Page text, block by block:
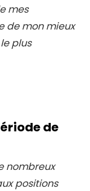
mes
de mon mieux
plus
de
nombreux
positions